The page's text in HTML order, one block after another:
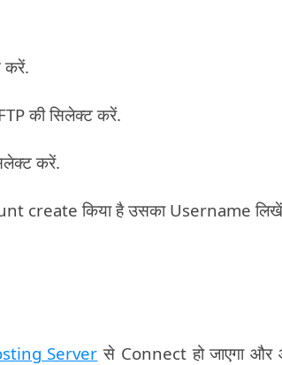
करें.
की सिलेक्ट करें.
करें.
create किया है उसका Username
Server से Connect हो जाएगा और